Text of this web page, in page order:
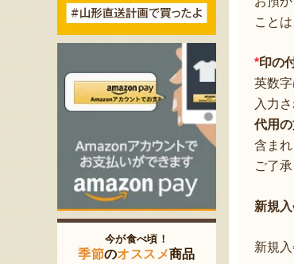
こと
*印の
英数
入力
代用
含ま
ご了承
新規入
新規入
今が食べ頃！
季節のオススメ商品